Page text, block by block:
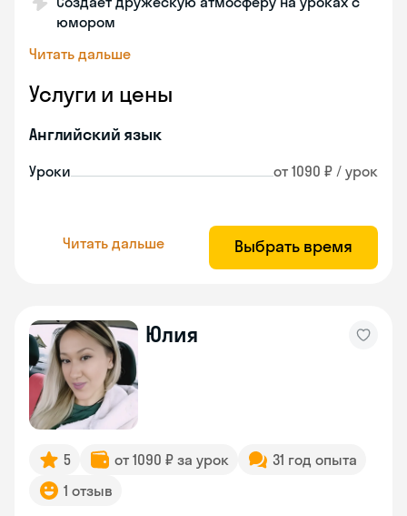
юмором
Читать дальше
Услуги и цены
Английский язык
Уроки от 1090 ₽ / урок
Читать дальше Выбрать время
Юлия
5 от 1090 ₽ за урок
31 год опыта
1 отзыв